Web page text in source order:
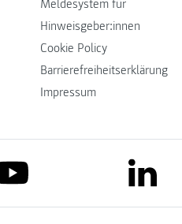
Meldesystem für
Hinweisgeber:innen
Cookie Policy
Barrierefreiheitserklärung
Impressum
link to youtube link